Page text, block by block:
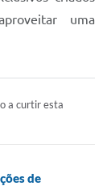
uma
a curtir esta
de